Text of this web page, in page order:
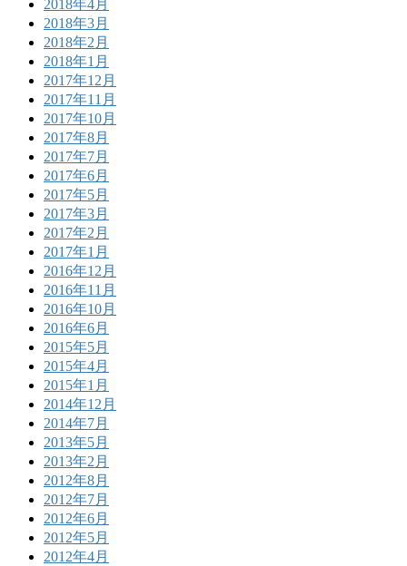
2018年4月
2018年3月
2018年2月
2018年1月
2017年12月
2017年11月
2017年10月
2017年8月
2017年7月
2017年6月
2017年5月
2017年3月
2017年2月
2017年1月
2016年12月
2016年11月
2016年10月
2016年6月
2015年5月
2015年4月
2015年1月
2014年12月
2014年7月
2013年5月
2013年2月
2012年8月
2012年7月
2012年6月
2012年5月
2012年4月